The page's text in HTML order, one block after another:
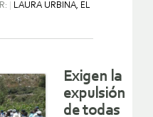
LAURA URBINA, EL
Exigen la
expulsión
de todas